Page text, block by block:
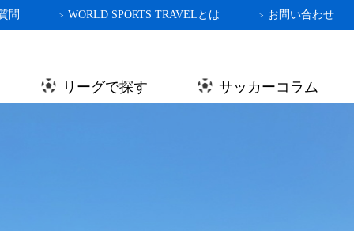
問 > WORLD SPORTS TRAVELとは > お問い合わせ
リーグで探す サッカーコラム